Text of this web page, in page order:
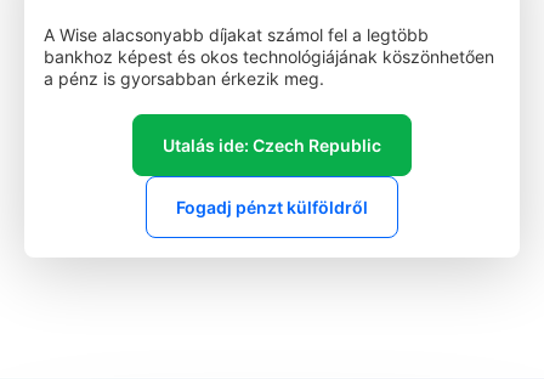
A Wise alacsonyabb díjakat számol fel a legtöbb
bankhoz képest és okos technológiájának köszönhetően
a pénz is gyorsabban érkezik meg.
Utalás ide: Czech Republic
Fogadj pénzt külföldről